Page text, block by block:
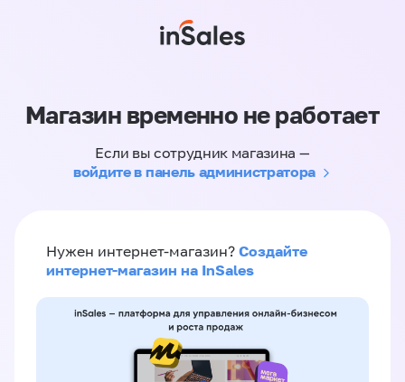
Магазин временно не работает
Если вы сотрудник магазина —
войдите в панель администратора
Нужен интернет-магазин? Создайте
интернет-магазин на InSales